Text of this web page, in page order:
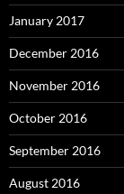
January 2017
December 2016
November 2016
October 2016
September 2016
August 2016